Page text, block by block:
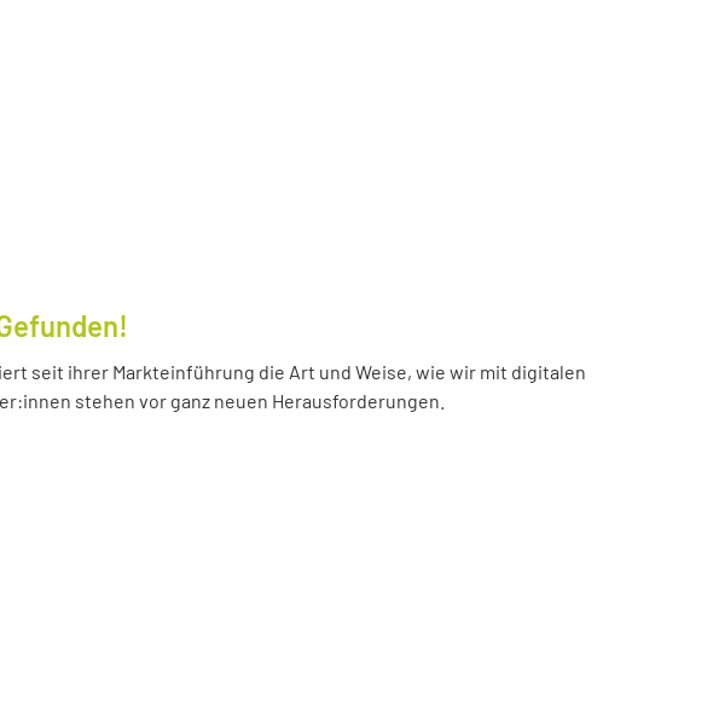
seit ihrer Markteinführung die Art und Weise, wie wir mit digitalen
stehen vor ganz neuen Herausforderungen.